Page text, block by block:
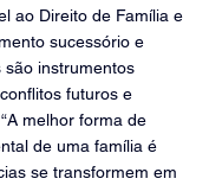
ao Direito de Família e
sucessório e
são instrumentos
futuros e
melhor forma de
de uma família é
se transformem em